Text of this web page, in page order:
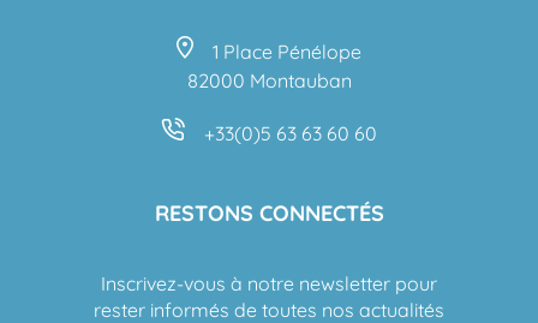
1 Place Pénélope
82000 Montauban
+33(0)5 63 63 60 60
RESTONS CONNECTÉS
Inscrivez-vous à notre newsletter pour
rester informés de toutes nos actualités